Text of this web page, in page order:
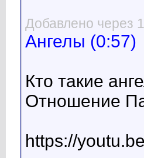
Добавлено через
Ангелы (0:57)
Кто такие
Отношение
https://